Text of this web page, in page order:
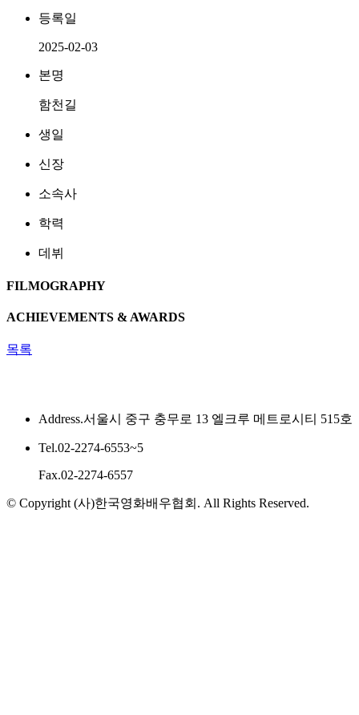
등록일
2025-02-03
본명
함천길
생일
신장
소속사
학력
데뷔
FILMOGRAPHY
ACHIEVEMENTS & AWARDS
목록
Address.서울시 중구 충무로 13 엘크루 메트로시티 515호
Tel.02-2274-6553~5
Fax.02-2274-6557
© Copyright (사)한국영화배우협회. All Rights Reserved.